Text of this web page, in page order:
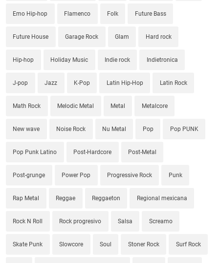
Emo Hip-hop Flamenco Folk Future Bass
Future House Garage Rock Glam Hard rock
Hip-hop Holiday Music Indie rock Indietronica
J-pop Jazz K-Pop Latin Hip-Hop Latin Rock
Math Rock Melodic Metal Metal Metalcore
New wave Noise Rock Nu Metal Pop Pop PUNK
Pop Punk Latino Post-Hardcore Post-Metal
Post-grunge Power Pop Progressive Rock Punk
Rap Metal Reggae Reggaeton Regional mexicana
Rock N Roll Rock progresivo Salsa Screamo
Skate Punk Slowcore Soul Stoner Rock Surf Rock